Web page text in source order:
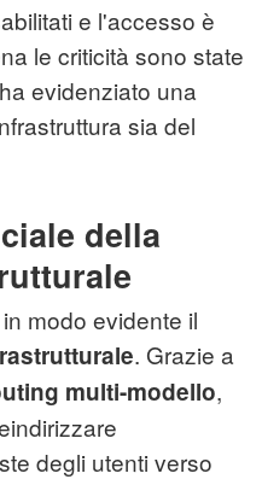
e l'accesso è
le criticità sono state
evidenziato una
sia del
della
modo evidente il
. Grazie a
multi-modello,
degli utenti verso